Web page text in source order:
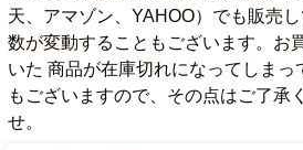
天、アマゾン、YAHOO）でも販売
数が変動することもございます。お
いた 商品が在庫切れになってしまっ
もございますので、その点はご了承
せ。